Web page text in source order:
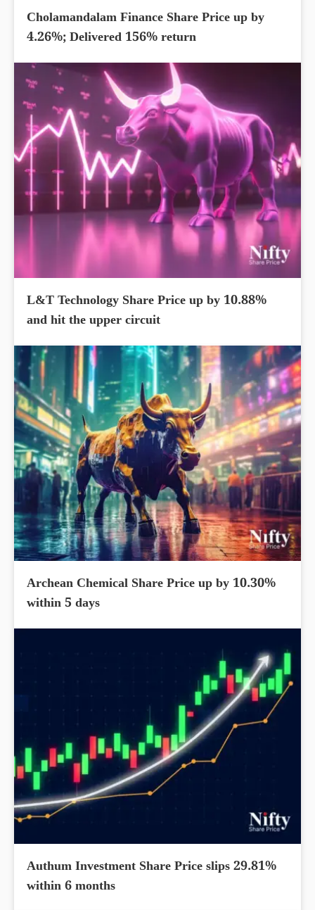
Cholamandalam Finance Share Price up by
4.26%; Delivered 156% return
L&T Technology Share Price up by 10.88%
and hit the upper circuit
Archean Chemical Share Price up by 10.30%
within 5 days
Authum Investment Share Price slips 29.81%
within 6 months